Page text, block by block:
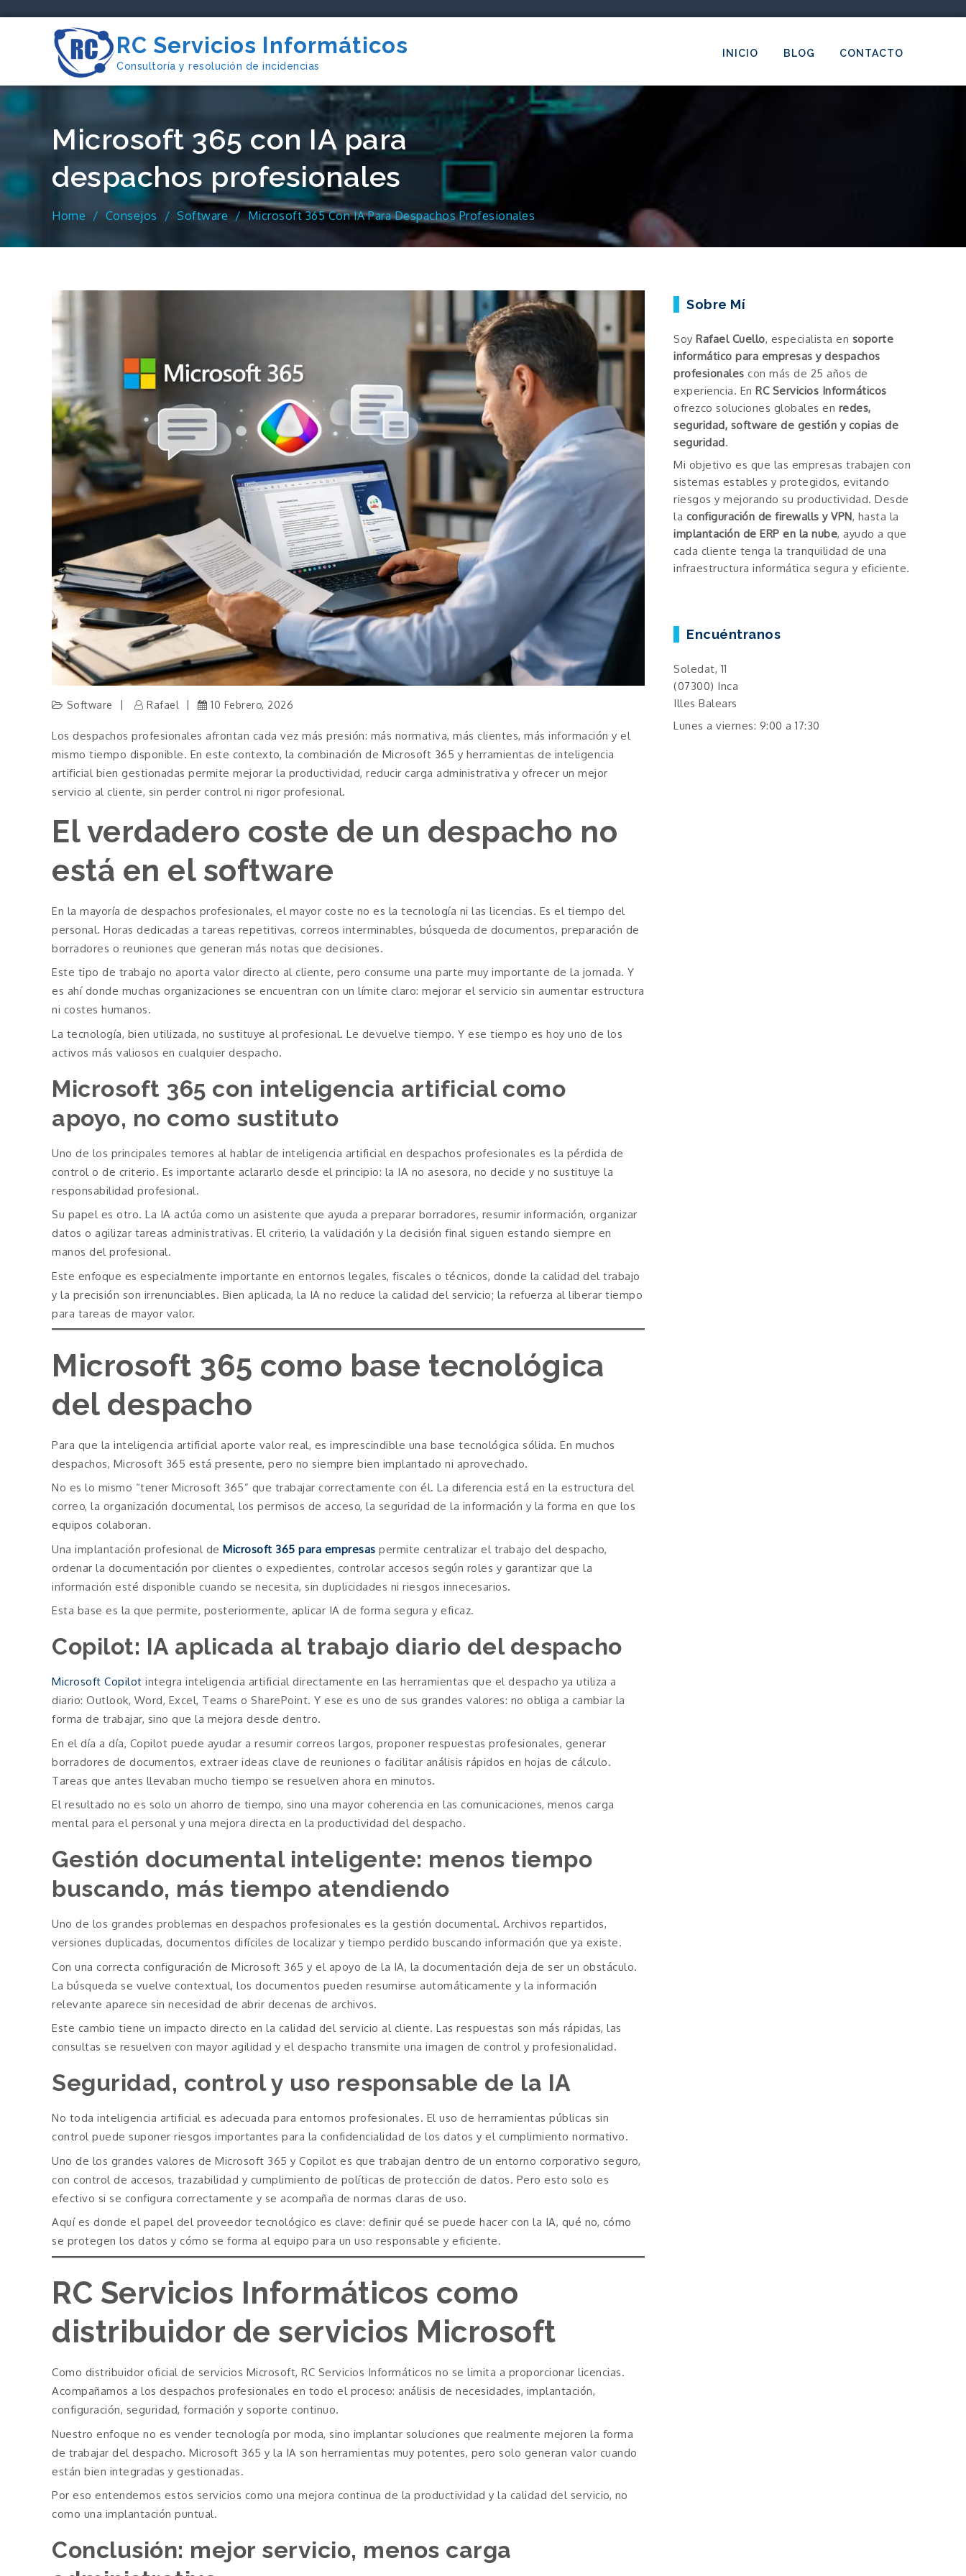
RC Servicios Informáticos
Consultoría y resolución de incidencias
INICIO BLOG CONTACTO
Microsoft 365 con IA para
despachos profesionales
Home Consejos Software Microsoft 365 Con IA Para Despachos Profesionales
Software Rafael 10 Febrero, 2026
Los despachos profesionales afrontan cada vez más presión: más normativa, más clientes, más información y el
mismo tiempo disponible. En este contexto, la combinación de Microsoft 365 y herramientas de inteligencia
artificial bien gestionadas permite mejorar la productividad, reducir carga administrativa y ofrecer un mejor
servicio al cliente, sin perder control ni rigor profesional.
El verdadero coste de un despacho no
está en el software
En la mayoría de despachos profesionales, el mayor coste no es la tecnología ni las licencias. Es el tiempo del
personal. Horas dedicadas a tareas repetitivas, correos interminables, búsqueda de documentos, preparación de
borradores o reuniones que generan más notas que decisiones.
Este tipo de trabajo no aporta valor directo al cliente, pero consume una parte muy importante de la jornada. Y
es ahí donde muchas organizaciones se encuentran con un límite claro: mejorar el servicio sin aumentar estructura
ni costes humanos.
La tecnología, bien utilizada, no sustituye al profesional. Le devuelve tiempo. Y ese tiempo es hoy uno de los
activos más valiosos en cualquier despacho.
Microsoft 365 con inteligencia artificial como
apoyo, no como sustituto
Uno de los principales temores al hablar de inteligencia artificial en despachos profesionales es la pérdida de
control o de criterio. Es importante aclararlo desde el principio: la IA no asesora, no decide y no sustituye la
responsabilidad profesional.
Su papel es otro. La IA actúa como un asistente que ayuda a preparar borradores, resumir información, organizar
datos o agilizar tareas administrativas. El criterio, la validación y la decisión final siguen estando siempre en
manos del profesional.
Este enfoque es especialmente importante en entornos legales, fiscales o técnicos, donde la calidad del trabajo
y la precisión son irrenunciables. Bien aplicada, la IA no reduce la calidad del servicio; la refuerza al liberar tiempo
para tareas de mayor valor.
Microsoft 365 como base tecnológica
del despacho
Para que la inteligencia artificial aporte valor real, es imprescindible una base tecnológica sólida. En muchos
despachos, Microsoft 365 está presente, pero no siempre bien implantado ni aprovechado.
No es lo mismo “tener Microsoft 365” que trabajar correctamente con él. La diferencia está en la estructura del
correo, la organización documental, los permisos de acceso, la seguridad de la información y la forma en que los
equipos colaboran.
Una implantación profesional de Microsoft 365 para empresas permite centralizar el trabajo del despacho,
ordenar la documentación por clientes o expedientes, controlar accesos según roles y garantizar que la
información esté disponible cuando se necesita, sin duplicidades ni riesgos innecesarios.
Esta base es la que permite, posteriormente, aplicar IA de forma segura y eficaz.
Copilot: IA aplicada al trabajo diario del despacho
Microsoft Copilot integra inteligencia artificial directamente en las herramientas que el despacho ya utiliza a
diario: Outlook, Word, Excel, Teams o SharePoint. Y ese es uno de sus grandes valores: no obliga a cambiar la
forma de trabajar, sino que la mejora desde dentro.
En el día a día, Copilot puede ayudar a resumir correos largos, proponer respuestas profesionales, generar
borradores de documentos, extraer ideas clave de reuniones o facilitar análisis rápidos en hojas de cálculo.
Tareas que antes llevaban mucho tiempo se resuelven ahora en minutos.
El resultado no es solo un ahorro de tiempo, sino una mayor coherencia en las comunicaciones, menos carga
mental para el personal y una mejora directa en la productividad del despacho.
Gestión documental inteligente: menos tiempo
buscando, más tiempo atendiendo
Uno de los grandes problemas en despachos profesionales es la gestión documental. Archivos repartidos,
versiones duplicadas, documentos difíciles de localizar y tiempo perdido buscando información que ya existe.
Con una correcta configuración de Microsoft 365 y el apoyo de la IA, la documentación deja de ser un obstáculo.
La búsqueda se vuelve contextual, los documentos pueden resumirse automáticamente y la información
relevante aparece sin necesidad de abrir decenas de archivos.
Este cambio tiene un impacto directo en la calidad del servicio al cliente. Las respuestas son más rápidas, las
consultas se resuelven con mayor agilidad y el despacho transmite una imagen de control y profesionalidad.
Seguridad, control y uso responsable de la IA
No toda inteligencia artificial es adecuada para entornos profesionales. El uso de herramientas públicas sin
control puede suponer riesgos importantes para la confidencialidad de los datos y el cumplimiento normativo.
Uno de los grandes valores de Microsoft 365 y Copilot es que trabajan dentro de un entorno corporativo seguro,
con control de accesos, trazabilidad y cumplimiento de políticas de protección de datos. Pero esto solo es
efectivo si se configura correctamente y se acompaña de normas claras de uso.
Aquí es donde el papel del proveedor tecnológico es clave: definir qué se puede hacer con la IA, qué no, cómo
se protegen los datos y cómo se forma al equipo para un uso responsable y eficiente.
RC Servicios Informáticos como
distribuidor de servicios Microsoft
Como distribuidor oficial de servicios Microsoft, RC Servicios Informáticos no se limita a proporcionar licencias.
Acompañamos a los despachos profesionales en todo el proceso: análisis de necesidades, implantación,
configuración, seguridad, formación y soporte continuo.
Nuestro enfoque no es vender tecnología por moda, sino implantar soluciones que realmente mejoren la forma
de trabajar del despacho. Microsoft 365 y la IA son herramientas muy potentes, pero solo generan valor cuando
están bien integradas y gestionadas.
Por eso entendemos estos servicios como una mejora continua de la productividad y la calidad del servicio, no
como una implantación puntual.
Conclusión: mejor servicio, menos carga
Sobre Mí
Soy Rafael Cuello, especialista en soporte
informático para empresas y despachos
profesionales con más de 25 años de
experiencia. En RC Servicios Informáticos
ofrezco soluciones globales en redes,
seguridad, software de gestión y copias de
seguridad.
Mi objetivo es que las empresas trabajen con
sistemas estables y protegidos, evitando
riesgos y mejorando su productividad. Desde
la configuración de firewalls y VPN, hasta la
implantación de ERP en la nube, ayudo a que
cada cliente tenga la tranquilidad de una
infraestructura informática segura y eficiente.
Encuéntranos
Soledat, 11
(07300) Inca
Illes Balears
Lunes a viernes: 9:00 a 17:30